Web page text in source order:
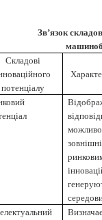
Зв’язок
Складові
потенціалу